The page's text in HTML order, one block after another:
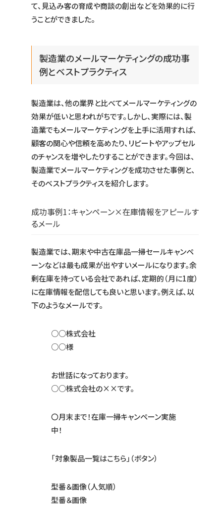
て、見込み客の育成や商談の創出などを効果的に行
うことができました。
製造業のメールマーケティングの成功事
例とベストプラクティス
製造業は、他の業界と比べてメールマーケティングの
効果が低いと思われがちです。しかし、実際には、製
造業でもメールマーケティングを上手に活用すれば、
顧客の関心や信頼を高めたり、リピートやアップセル
のチャンスを増やしたりすることができます。今回は、
製造業でメールマーケティングを成功させた事例と、
そのベストプラクティスを紹介します。
成功事例1：キャンペーン×在庫情報をアピールす
るメール
製造業では、期末や中古在庫品一掃セールキャンペ
ーンなどは最も成果が出やすいメールになります。余
剰在庫を持っている会社であれば、定期的（月に1度）
に在庫情報を配信しても良いと思います。例えば、以
下のようなメールです。
○○株式会社
○○様
お世話になっております。
○○株式会社の××です。
〇月末まで！在庫一掃キャンペーン実施
中！
「対象製品一覧はこちら」（ボタン）
型番＆画像（人気順）
型番＆画像